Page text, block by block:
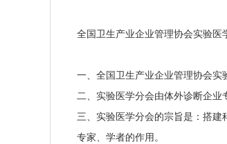
全国卫生产业企业管理协会实验医
一、全国卫生产业企业管理协会实
二、实验医学分会由体外诊断企业
三、实验医学分会的宗旨是：搭
专家、学者的作用。